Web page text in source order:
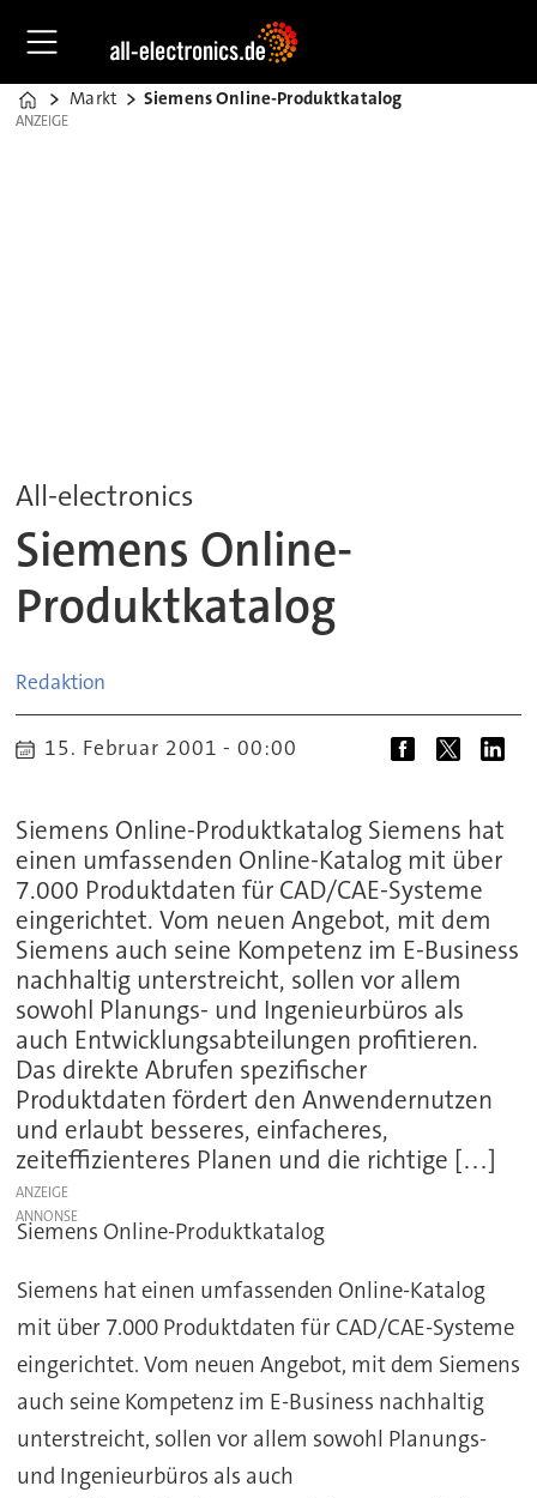
Home
Markt Siemens Online-Produktkatalog
ANZEIGE
ANZEIGE
All-electronics
Siemens Online-
Produktkatalog
Redaktion
15. Februar 2001 - 00:00
Siemens Online-Produktkatalog Siemens hat
einen umfassenden Online-Katalog mit über
7.000 Produktdaten für CAD/CAE-Systeme
eingerichtet. Vom neuen Angebot, mit dem
Siemens auch seine Kompetenz im E-Business
nachhaltig unterstreicht, sollen vor allem
sowohl Planungs- und Ingenieurbüros als
auch Entwicklungsabteilungen profitieren.
Das direkte Abrufen spezifischer
Produktdaten fördert den Anwendernutzen
und erlaubt besseres, einfacheres,
zeiteffizienteres Planen und die richtige […]
ANZEIGE
Siemens Online-Produktkatalog
Siemens hat einen umfassenden Online-Katalog
mit über 7.000 Produktdaten für CAD/CAE-Systeme
eingerichtet. Vom neuen Angebot, mit dem Siemens
auch seine Kompetenz im E-Business nachhaltig
unterstreicht, sollen vor allem sowohl Planungs-
und Ingenieurbüros als auch